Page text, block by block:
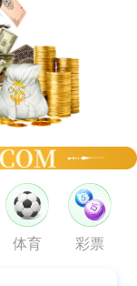
体育 彩票